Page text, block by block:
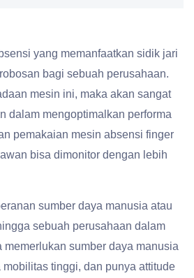
yang memanfaatkan sidik jari
bagi sebuah perusahaan.
mesin ini, maka akan sangat
dalam mengoptimalkan performa
pemakaian mesin absensi finger
bisa dimonitor dengan lebih
sumber daya manusia atau
sebuah perusahaan dalam
sumber daya manusia
tinggi, dan punya attitude